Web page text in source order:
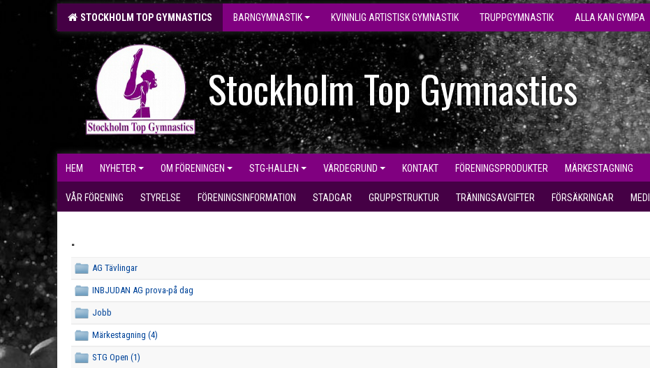
STOCKHOLM TOP GYMNASTICS BARNGYMNASTIK KVINNLIG ARTISTISK GYMNASTIK TRUPPGYMNASTIK ALLA KAN GYMPA
Stockholm Top Gymnastics
HEM NYHETER OM FÖRENINGEN STG-HALLEN VÄRDEGRUND KONTAKT FÖRENINGSPRODUKTER MÄRKESTAGNING
VÅR FÖRENING STYRELSE FÖRENINGSINFORMATION STADGAR GRUPPSTRUKTUR TRÄNINGSAVGIFTER FÖRSÄKRINGAR
.
AG Tävlingar
INBJUDAN AG prova-på dag
Jobb
Märkestagning (4)
STG Open (1)